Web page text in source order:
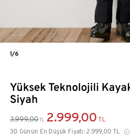
Yüksek Teknolojili
Siyah
3.999,00 TL 2.999,00 TL
30 Günün En Düşük Fiyatı: 2.999,00 TL
1/6